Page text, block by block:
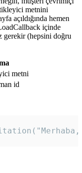
metnini
açıldığında hemen
içinde
gerekir (hepsini doğru
metni
id